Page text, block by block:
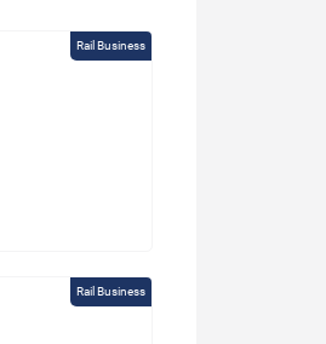
Rail Business
Rail Business